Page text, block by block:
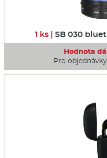
1 ks | SB 030
Hodnota
Pro